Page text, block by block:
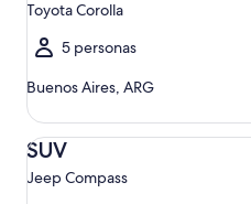
Toyota Corolla
5 personas
Buenos Aires, ARG
SUV
Jeep Compass
SUV Jeep Compass